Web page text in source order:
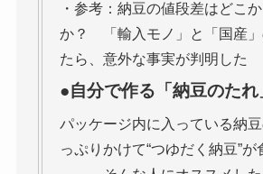
・参考：納豆の値段差はどこ
か？ 「輸入モノ」と「国産
たら、意外な事実が判明した
●自分で作る「納豆のた
パッケージ内に入っている納
っぷりかけて“つゆだく納豆”が